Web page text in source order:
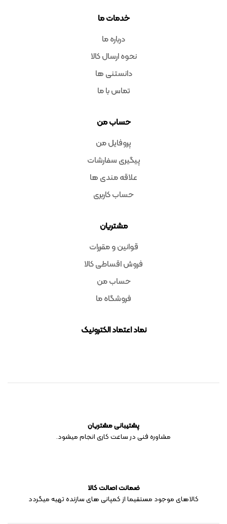
خدمات ما
درباره ما
نحوه ارسال کالا
دانستنی ها
تماس با ما
حساب من
پروفایل من
پیگیری سفارشات
علاقه مندی ها
حساب کاربری
مشتریان
قوانین و مقررات
فروش اقساطی کالا
حساب من
فروشگاه ما
نماد اعتماد الکترونیک
پشتیبانی مشتریان
مشاوره فنی در ساعت کاری انجام میشود.
ضمانت اصالت کالا
کالاهای موجود مستقیما از کمپانی های سازنده تهیه میگردد